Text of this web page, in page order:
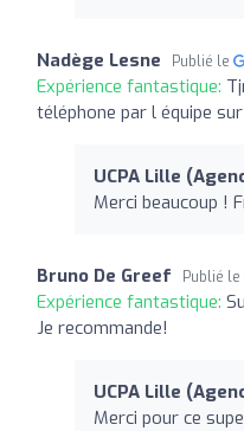
Nadège Lesne Publié le
Expérience fantastique:
téléphone par l équipe
UCPA Lille
Merci beaucoup !
Bruno De Greef Publié le
Expérience fantastique:
Je recommande!
UCPA Lille
Merci pour ce